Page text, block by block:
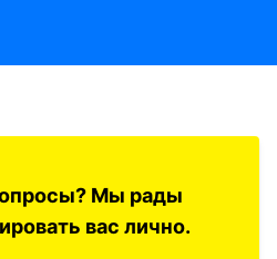
Мы рады
вас лично.